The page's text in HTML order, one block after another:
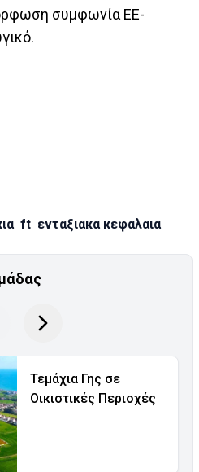
συμφωνία ΕΕ-
ft ενταξιακα κεφαλαια
Τεμάχια Γης σε
Οικιστικές Περιοχές